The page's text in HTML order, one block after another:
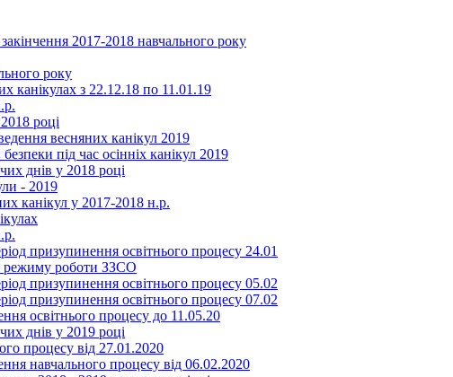
2017-2018 навчального року
року
з 22.12.18 по 11.01.19
році
весняних канікул 2019
під час осінніх канікул 2019
днів у 2018 році
- 2019
канікул у 2017-2018 н.р.
призупинення освітнього процесу 24.01
режиму роботи ЗЗСО
призупинення освітнього процесу 05.02
призупинення освітнього процесу 07.02
освітнього процесу до 11.05.20
днів у 2019 році
процесу від 27.01.2020
навчального процесу від 06.02.2020